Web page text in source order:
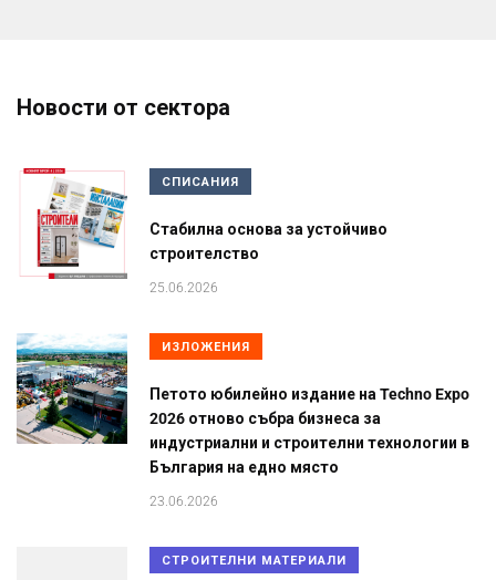
Новости от сектора
СПИСАНИЯ
Стабилна основа за устойчиво
строителство
25.06.2026
ИЗЛОЖЕНИЯ
Петото юбилейно издание на Techno Expo
2026 отново събра бизнеса за
индустриални и строителни технологии в
България на едно място
23.06.2026
СТРОИТЕЛНИ МАТЕРИАЛИ